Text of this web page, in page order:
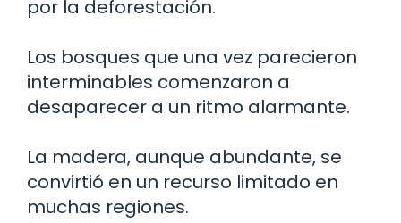
por la deforestación.
Los bosques que una vez parecieron
interminables comenzaron a
desaparecer a un ritmo alarmante.
La madera, aunque abundante, se
convirtió en un recurso limitado en
muchas regiones.